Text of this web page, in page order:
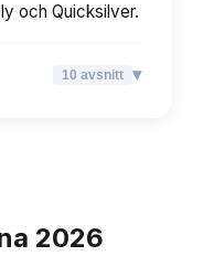
och Quicksilver.
10 avsnitt ▾
2026